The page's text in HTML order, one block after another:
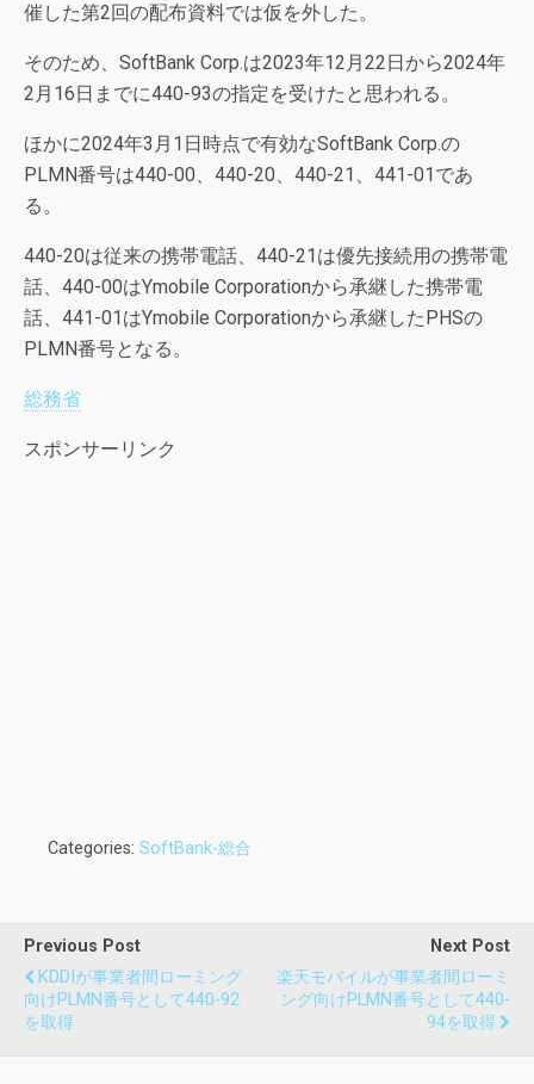
催した第2回の配布資料では仮を外した。
そのため、SoftBank Corp.は2023年12月22日から2024年
2月16日までに440-93の指定を受けたと思われる。
ほかに2024年3月1日時点で有効なSoftBank Corp.の
PLMN番号は440-00、440-20、440-21、441-01であ
る。
440-20は従来の携帯電話、440-21は優先接続用の携帯電
話、440-00はYmobile Corporationから承継した携帯電
話、441-01はYmobile Corporationから承継したPHSの
PLMN番号となる。
総務省
スポンサーリンク
Categories: SoftBank-総合
Previous Post
KDDIが事業者間ローミング
向けPLMN番号として440-92
を取得
Next Post
楽天モバイルが事業者間ローミ
ング向けPLMN番号として440-
94を取得